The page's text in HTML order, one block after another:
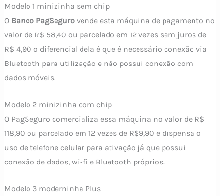
Modelo 1 minizinha sem chip
O Banco PagSegurovende esta máquina de pagamento no
valor de R$ 58,40 ou parcelado em 12 vezes sem juros de
R$ 4,90 o diferencial dela é que é necessário conexão via
Bluetooth para utilização e não possui conexão com
dados móveis.
Modelo 2 minizinha com chip
O PagSeguro comercializa essa máquina no valor de R$
118,90 ou parcelado em 12 vezes de R$9,90 e dispensa o
uso de telefone celular para ativação já que possui
conexão de dados, wi-fi e Bluetooth próprios.
Modelo 3 moderninha Plus